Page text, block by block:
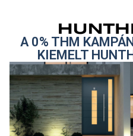
A 0% THM
KIEMELT